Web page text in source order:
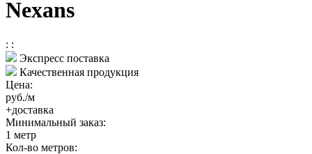
Nexans
: :
Экспресс поставка
Качественная продукция
Цена:
руб./м
+доставка
Минимальный заказ:
1 метр
Кол-во метров: